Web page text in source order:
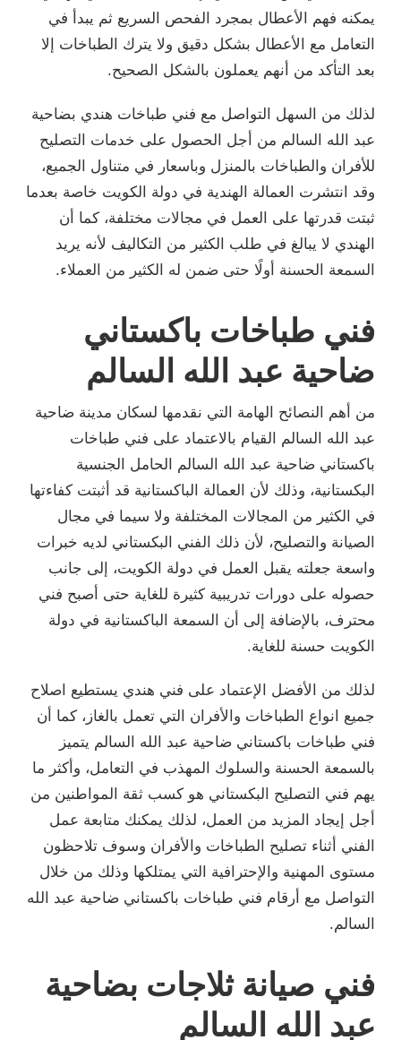
يمكنه فهم الأعطال بمجرد الفحص السريع ثم يبدأ في
التعامل مع الأعطال بشكل دقيق ولا يترك الطباخات إلا
بعد التأكد من أنهم يعملون بالشكل الصحيح.
لذلك من السهل التواصل مع فني طباخات هندي بضاحية
عبد الله السالم من أجل الحصول على خدمات التصليح
للأفران والطباخات بالمنزل وباسعار في متناول الجميع،
وقد انتشرت العمالة الهندية في دولة الكويت خاصة بعدما
ثبتت قدرتها على العمل في مجالات مختلفة، كما أن
الهندي لا يبالغ في طلب الكثير من التكاليف لأنه يريد
السمعة الحسنة أولًا حتى ضمن له الكثير من العملاء.
فني طباخات باكستاني
ضاحية عبد الله السالم
من أهم النصائح الهامة التي نقدمها لسكان مدينة ضاحية
عبد الله السالم القيام بالاعتماد على فني طباخات
باكستاني ضاحية عبد الله السالم الحامل الجنسية
البكستانية، وذلك لأن العمالة الباكستانية قد أثبتت كفاءتها
في الكثير من المجالات المختلفة ولا سيما في مجال
الصيانة والتصليح، لأن ذلك الفني البكستاني لديه خبرات
واسعة جعلته يقبل العمل في دولة الكويت، إلى جانب
حصوله على دورات تدريبية كثيرة للغاية حتى أصبح فني
محترف، بالإضافة إلى أن السمعة الباكستانية في دولة
الكويت حسنة للغاية.
لذلك من الأفضل الإعتماد على فني هندي يستطيع اصلاح
جميع انواع الطباخات والأفران التي تعمل بالغاز، كما أن
فني طباخات باكستاني ضاحية عبد الله السالم يتميز
بالسمعة الحسنة والسلوك المهذب في التعامل، وأكثر ما
يهم فني التصليح البكستاني هو كسب ثقة المواطنين من
أجل إيجاد المزيد من العمل، لذلك يمكنك متابعة عمل
الفني أثناء تصليح الطباخات والأفران وسوف تلاحظون
مستوى المهنية والإحترافية التي يمتلكها وذلك من خلال
التواصل مع أرقام فني طباخات باكستاني ضاحية عبد الله
السالم.
فني صيانة ثلاجات بضاحية
عبد الله السالم